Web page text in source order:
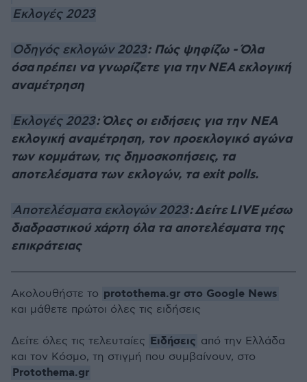
Εκλογές 2023
Οδηγός εκλογών 2023: Πώς ψηφίζω - Όλα
όσα πρέπει να γνωρίζετε για την ΝΕΑ εκλογική
αναμέτρηση
Εκλογές 2023: Όλες οι ειδήσεις για την ΝΕΑ
εκλογική αναμέτρηση, τον προεκλογικό αγώνα
των κομμάτων, τις δημοσκοπήσεις, τα
αποτελέσματα των εκλογών, τα exit polls.
Αποτελέσματα εκλογών 2023: Δείτε LIVE μέσω
διαδραστικού χάρτη όλα τα αποτελέσματα της
επικράτειας
Ακολουθήστε το protothema.gr στο Google News
και μάθετε πρώτοι όλες τις ειδήσεις
Δείτε όλες τις τελευταίες Ειδήσεις από την Ελλάδα
και τον Κόσμο, τη στιγμή που συμβαίνουν, στο
Protothema.gr